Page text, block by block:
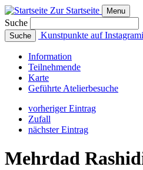
Zur Startseite Menu
Suche
Suche Kunstpunkte auf Instagram
Information
Teilnehmende
Karte
Geführte Atelierbesuche
vorheriger Eintrag
Zufall
nächster Eintrag
Mehrdad